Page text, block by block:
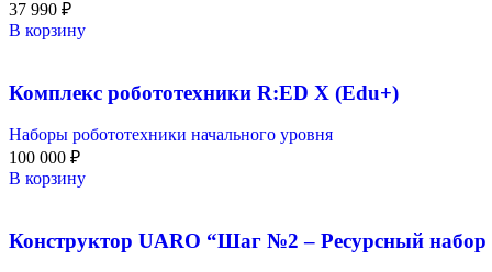
37 990 ₽
В корзину
Комплекс робототехники R:ED X (Edu+)
Наборы робототехники начального уровня
100 000 ₽
В корзину
Конструктор UARO “Шаг №2 – Ресурсный набор